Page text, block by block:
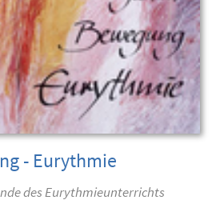
- Eurythmie
des Eurythmieunterrichts